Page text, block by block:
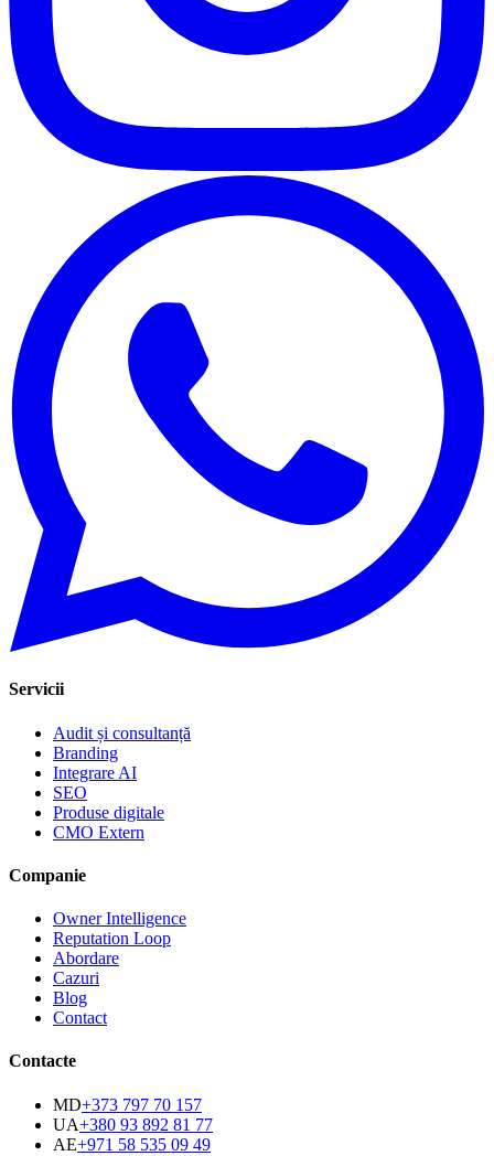
Servicii
Audit și consultanță
Branding
Integrare AI
SEO
Produse digitale
CMO Extern
Companie
Owner Intelligence
Reputation Loop
Abordare
Cazuri
Blog
Contact
Contacte
MD+373 797 70 157
UA+380 93 892 81 77
AE+971 58 535 09 49